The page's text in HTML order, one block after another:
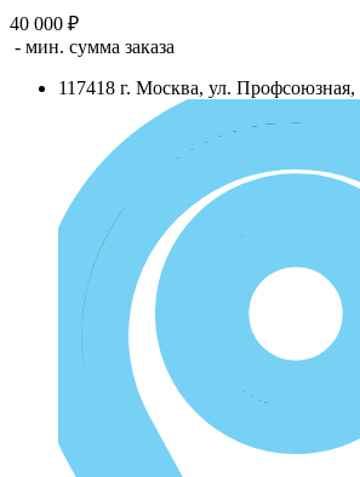
40 000 ₽
- мин. сумма заказа
117418 г. Москва, ул. Профсоюзная,